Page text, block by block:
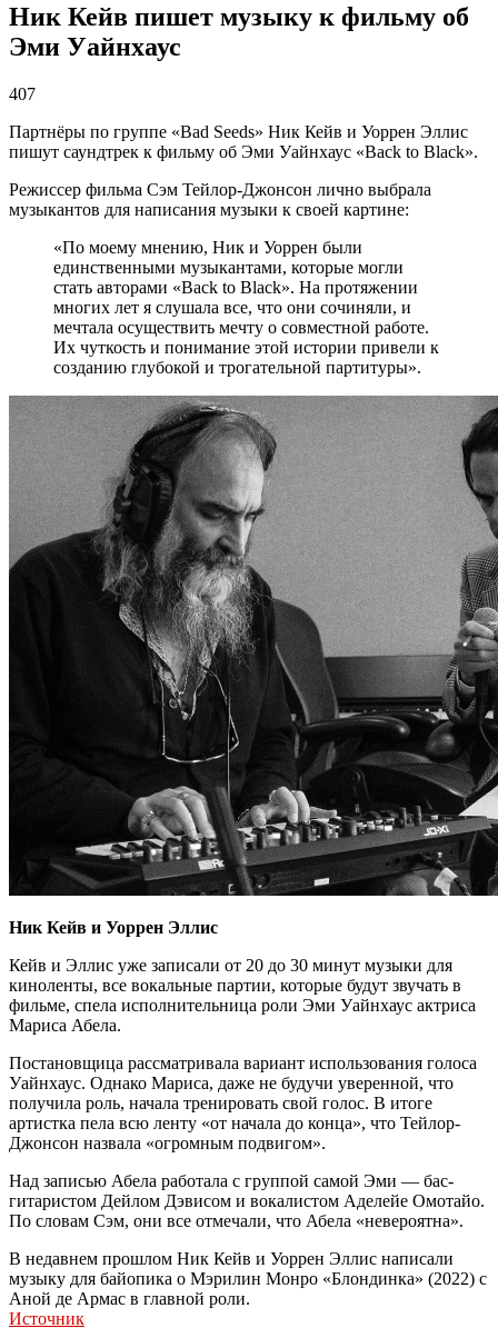
Ник Кейв пишет музыку к фильму об
Эми Уайнхаус
407
Партнёры по группе «Bad Seeds» Ник Кейв и Уоррен Эллис
пишут саундтрек к фильму об Эми Уайнхаус «Back to Black».
Режиссер фильма Сэм Тейлор-Джонсон лично выбрала
музыкантов для написания музыки к своей картине:
«По моему мнению, Ник и Уоррен были
единственными музыкантами, которые могли
стать авторами «Back to Black». На протяжении
многих лет я слушала все, что они сочиняли, и
мечтала осуществить мечту о совместной работе.
Их чуткость и понимание этой истории привели к
созданию глубокой и трогательной партитуры».
Ник Кейв и Уоррен Эллис
Кейв и Эллис уже записали от 20 до 30 минут музыки для
киноленты, все вокальные партии, которые будут звучать в
фильме, спела исполнительница роли Эми Уайнхаус актриса
Мариса Абела.
Постановщица рассматривала вариант использования голоса
Уайнхаус. Однако Мариса, даже не будучи уверенной, что
получила роль, начала тренировать свой голос. В итоге
артистка пела всю ленту «от начала до конца», что Тейлор-
Джонсон назвала «огромным подвигом».
Над записью Абела работала с группой самой Эми — бас-
гитаристом Дейлом Дэвисом и вокалистом Аделейе Омотайо.
По словам Сэм, они все отмечали, что Абела «невероятна».
В недавнем прошлом Ник Кейв и Уоррен Эллис написали
музыку для байопика о Мэрилин Монро «Блондинка» (2022) с
Аной де Армас в главной роли.
Источник